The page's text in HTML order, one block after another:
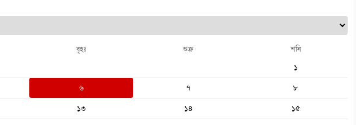
বৃহঃ শুক্র শনি
১
৬ ৭
৮
১৩ ১৪
১৫